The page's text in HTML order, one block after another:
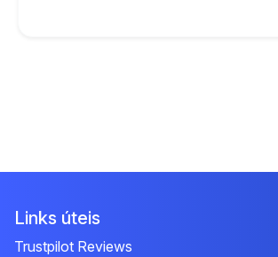
Links úteis
Trustpilot Reviews